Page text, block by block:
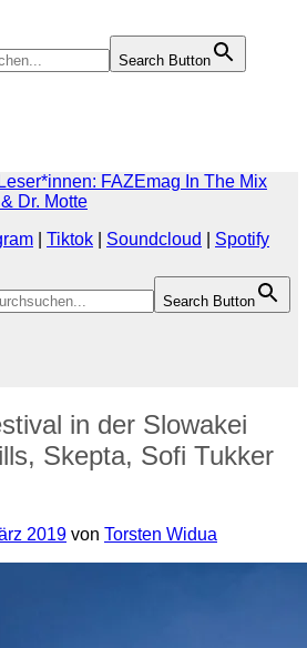
Search Button
Search Button
FAZEmag In The Mix
Dr. Motte
Tiktok Soundcloud
Spotify
in der Slowakei
Skepta, Sofi Tukker
2019 von Torsten Widua